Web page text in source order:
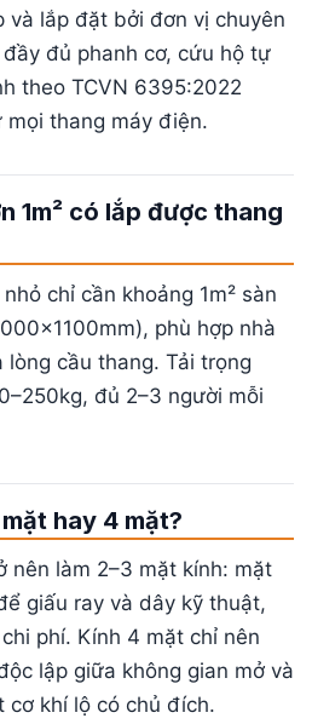
và lắp đặt bởi đơn vị chuyên
đủ phanh cơ, cứu hộ tự
theo TCVN 6395:2022
thang máy điện.
1m² có lắp được thang
chỉ cần khoảng 1m² sàn
phù hợp nhà
lòng cầu thang. Tải trọng
đủ 2–3 người mỗi
hay 4 mặt?
nên làm 2–3 mặt kính: mặt
giấu ray và dây kỹ thuật,
phí. Kính 4 mặt chỉ nên
lập giữa không gian mở và
cơ khí lộ có chủ đích.